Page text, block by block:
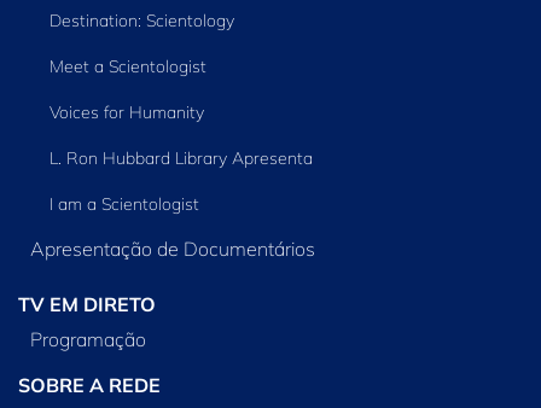
Destination: Scientology
Meet a Scientologist
Voices for Humanity
L. Ron Hubbard Library Apresenta
I am a Scientologist
Apresentação de Documentários
TV EM DIRETO
Programação
SOBRE A REDE